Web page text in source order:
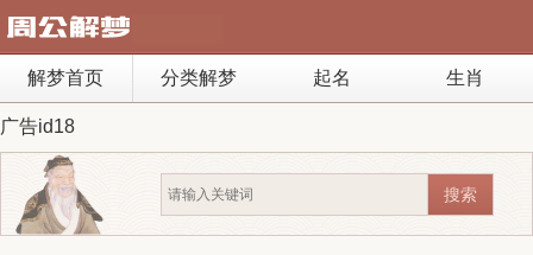
解梦首页 分类解梦 起名 生肖
广告id18